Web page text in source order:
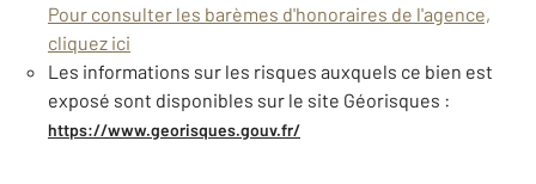
Pour consulter les barèmes d'honoraires de l'agence,
cliquez ici
Les informations sur les risques auxquels ce bien est
exposé sont disponibles sur le site Géorisques :
https://www.georisques.gouv.fr/